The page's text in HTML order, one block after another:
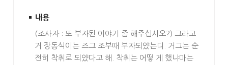
내용
(조사자 : 또 부자된 이야기 좀 해주십시오?) 그라고
거 장동식이는 즈그 조부때 부자되얐는디. 거그는 순
전히 착취로 되얐다고 해. 착취는 어떻 게 했냐마는